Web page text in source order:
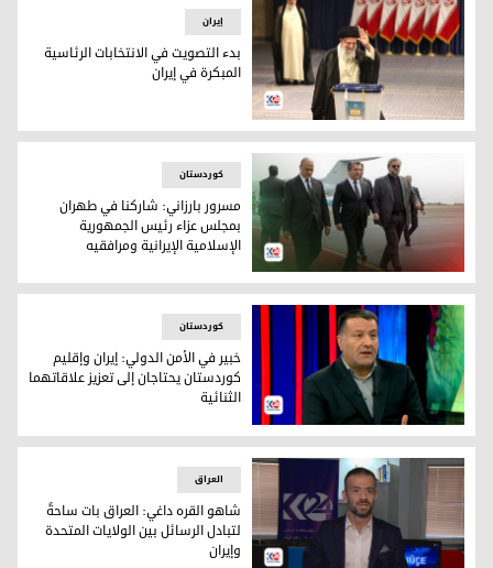
بدء التصويت في الانتخابات الرئاسية المبكرة في إيران
إيران
بدء التصويت في الانتخابات الرئاسية
المبكرة في إيران
رئيس حكومة إقليم كوردستان مسرور بارزاني
کوردستان
مسرور بارزاني: شاركنا في طهران
بمجلس عزاء رئيس الجمهورية
الإسلامية الإيرانية ومرافقيه
الخبير في الأمن الدولي برويز رحيم
کوردستان
خبير في الأمن الدولي: إيران وإقليم
كوردستان يحتاجان إلى تعزيز علاقاتهما
الثنائية
العراق
شاهو القره داغي: العراق بات ساحةً
لتبادل الرسائل بين الولايات المتحدة
وإيران